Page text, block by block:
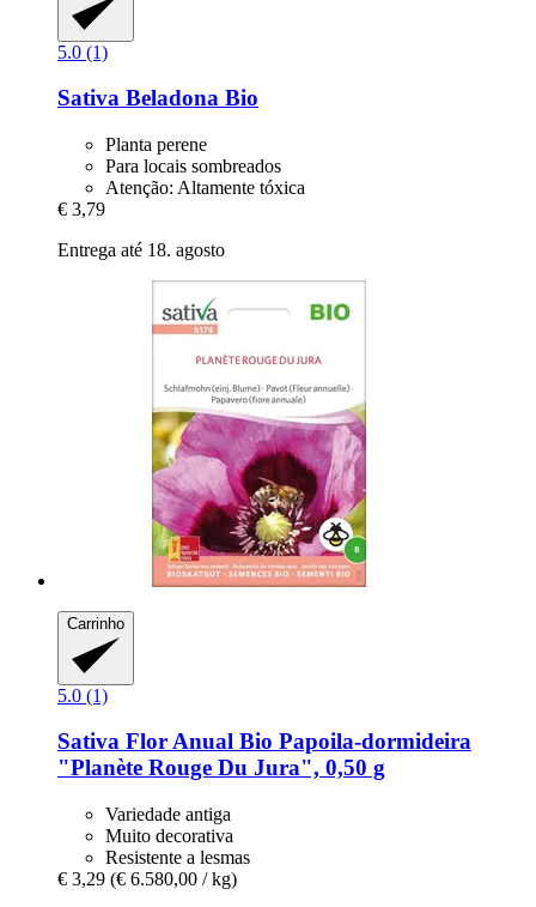
5.0 (1)
Sativa Beladona Bio
Planta perene
Para locais sombreados
Atenção: Altamente tóxica
€ 3,79
Entrega até 18. agosto
Carrinho
5.0 (1)
Sativa Flor Anual Bio Papoila-​dormideira
"Planète Rouge Du Jura", 0,50 g
Variedade antiga
Muito decorativa
Resistente a lesmas
€ 3,29 (€ 6.580,00 / kg)